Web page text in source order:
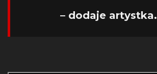
– dodaje artystka.